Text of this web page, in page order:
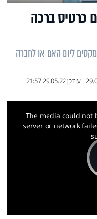
כרטיס ברכה
ליום האם או לחברה
| עודכן29.05.22 21:57
This
The media could not
server or network